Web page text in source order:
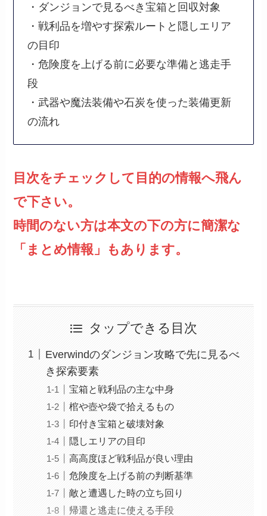
・ダンジョンで見るべき宝箱と回収対象
・戦利品を増やす探索ルートと隠しエリア
の目印
・危険度を上げる前に必要な準備と逃走手
段
・武器や魔法装備や石炭を使った装備更新
の流れ
目次をチェックして目的の情報へ飛ん
で下さい。
時間のない方は本文の下の方に簡潔な
「まとめ情報」もあります。
タップできる目次
Everwindのダンジョン攻略で先に見るべ
き探索要素
宝箱と戦利品の主な中身
棺や壺や袋で拾えるもの
印付き宝箱と破壊対象
隠しエリアの目印
高高度ほど戦利品が良い理由
危険度を上げる前の判断基準
敵と遭遇した時の立ち回り
帰還と逃走に使える手段